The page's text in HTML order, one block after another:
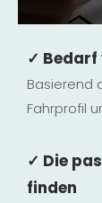
✓ Bedarf
Basierend
Fahrprofil
✓ Die
finden